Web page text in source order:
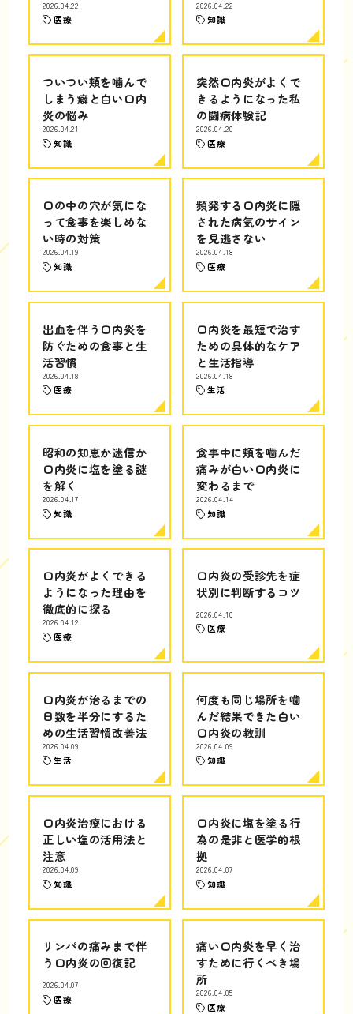
2026.04.22
医療
2026.04.22
知識
ついつい頬を噛んで
しまう癖と白い口内
炎の悩み
2026.04.21
知識
突然口内炎がよくで
きるようになった私
の闘病体験記
2026.04.20
医療
口の中の穴が気にな
って食事を楽しめな
い時の対策
2026.04.19
知識
頻発する口内炎に隠
された病気のサイン
を見逃さない
2026.04.18
医療
出血を伴う口内炎を
防ぐための食事と生
活習慣
2026.04.18
医療
口内炎を最短で治す
ための具体的なケア
と生活指導
2026.04.18
生活
昭和の知恵か迷信か
口内炎に塩を塗る謎
を解く
2026.04.17
知識
食事中に頬を噛んだ
痛みが白い口内炎に
変わるまで
2026.04.14
知識
口内炎がよくできる
ようになった理由を
徹底的に探る
2026.04.12
医療
口内炎の受診先を症
状別に判断するコツ
2026.04.10
医療
口内炎が治るまでの
日数を半分にするた
めの生活習慣改善法
2026.04.09
生活
何度も同じ場所を噛
んだ結果できた白い
口内炎の教訓
2026.04.09
知識
口内炎治療における
正しい塩の活用法と
注意
2026.04.09
知識
口内炎に塩を塗る行
為の是非と医学的根
拠
2026.04.07
知識
リンパの痛みまで伴
う口内炎の回復記
2026.04.07
医療
痛い口内炎を早く治
すために行くべき場
所
2026.04.05
医療